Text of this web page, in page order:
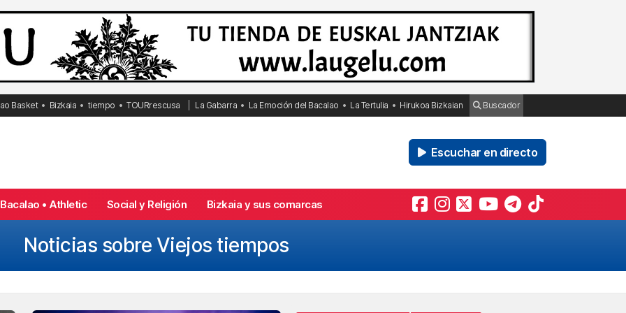
Basket Bizkaia tiempo TOURrescusa La Gabarra La Emoción del Bacalao La Tertulia Hirukoa Bizkaian Buscador
Escuchar en directo
Bacalao • Athletic Social y Religión Bizkaia y sus comarcas
Noticias sobre Viejos tiempos